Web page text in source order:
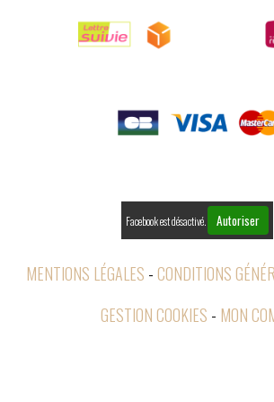
Facebook est désactivé. Autoriser
MENTIONS LÉGALES CONDITIONS
GESTION COOKIES
MON